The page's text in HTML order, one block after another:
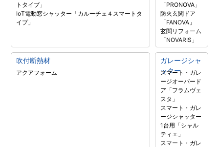
トタイプ」
IoT電動窓シャッター「カルーチェ４スマートタ
イプ」
「PRONOVA」
防火玄関ドア
「FANOVA」
玄関リフォーム
「NOVARIS」
吹付断熱材
アクアフォーム
ガレージシャ
ッター
スマート・ガレ
ージオーバード
ア「フラムヴェ
スタ」
スマート・ガレ
ージシャッター
1台用「シャル
ティエ」
スマート・ガレ